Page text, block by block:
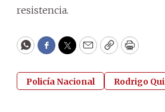
resistencia.
WhatsApp
Facebook
Twitter
EmailCopyPrint
Policía Nacional Rodrigo